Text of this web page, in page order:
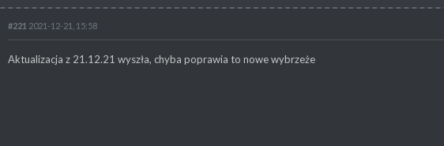
#221 2021-12-21, 15:58
Aktualizacja z 21.12.21 wyszła, chyba poprawia to nowe wybrzeże